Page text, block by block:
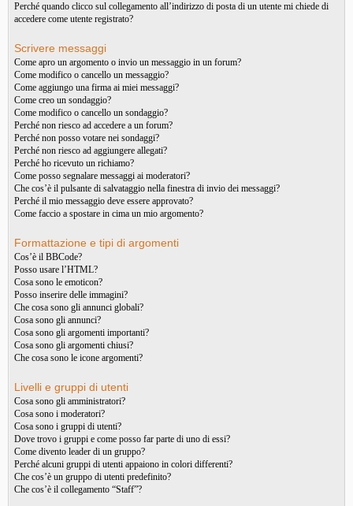
Perché quando clicco sul collegamento all’indirizzo di posta di un utente mi chiede di
accedere come utente registrato?
Scrivere messaggi
Come apro un argomento o invio un messaggio in un forum?
Come modifico o cancello un messaggio?
Come aggiungo una firma ai miei messaggi?
Come creo un sondaggio?
Come modifico o cancello un sondaggio?
Perché non riesco ad accedere a un forum?
Perché non posso votare nei sondaggi?
Perché non riesco ad aggiungere allegati?
Perché ho ricevuto un richiamo?
Come posso segnalare messaggi ai moderatori?
Che cos’è il pulsante di salvataggio nella finestra di invio dei messaggi?
Perché il mio messaggio deve essere approvato?
Come faccio a spostare in cima un mio argomento?
Formattazione e tipi di argomenti
Cos’è il BBCode?
Posso usare l’HTML?
Cosa sono le emoticon?
Posso inserire delle immagini?
Che cosa sono gli annunci globali?
Cosa sono gli annunci?
Cosa sono gli argomenti importanti?
Cosa sono gli argomenti chiusi?
Che cosa sono le icone argomenti?
Livelli e gruppi di utenti
Cosa sono gli amministratori?
Cosa sono i moderatori?
Cosa sono i gruppi di utenti?
Dove trovo i gruppi e come posso far parte di uno di essi?
Come divento leader di un gruppo?
Perché alcuni gruppi di utenti appaiono in colori differenti?
Che cos’è un gruppo di utenti predefinito?
Che cos’è il collegamento “Staff”?